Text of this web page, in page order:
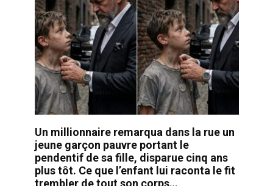
Un millionnaire remarqua dans la rue un
jeune garçon pauvre portant le
pendentif de sa fille, disparue cinq ans
plus tôt. Ce que l’enfant lui raconta le fit
trembler de tout son corps…